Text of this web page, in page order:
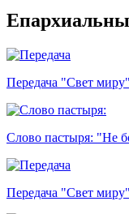
Передача "Свет
Слово пастыря: "Не
Передача "Свет